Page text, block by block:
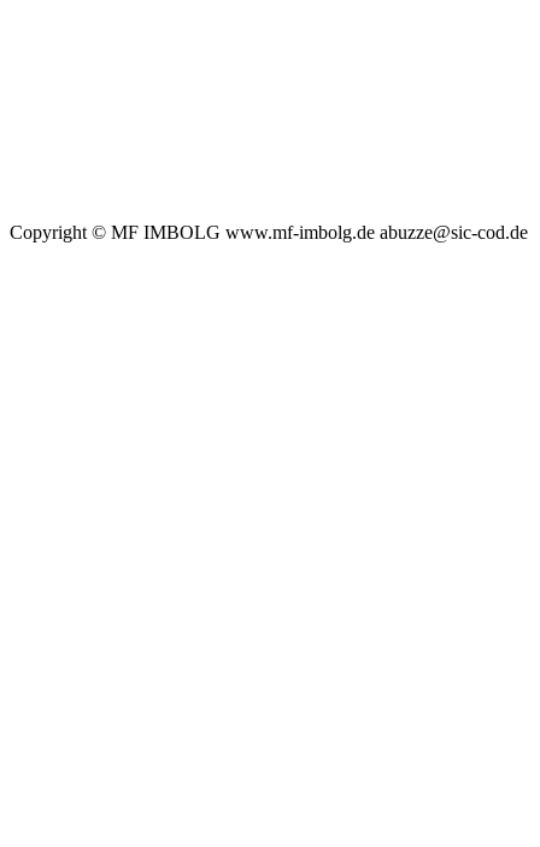
Copyright © MF IMBOLG www.mf-imbolg.de abuzze@sic-cod.de